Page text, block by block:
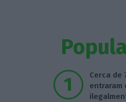
Cerca de
entraram